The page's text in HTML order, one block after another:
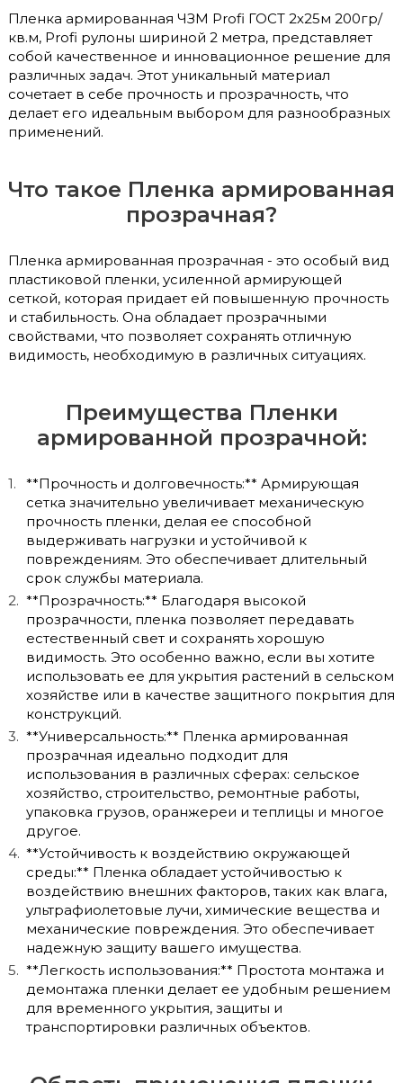
Пленка армированная ЧЗМ Profi ГОСТ 2х25м 200гр/
кв.м, Profi рулоны шириной 2 метра, представляет
собой качественное и инновационное решение для
различных задач. Этот уникальный материал
сочетает в себе прочность и прозрачность, что
делает его идеальным выбором для разнообразных
применений.
Что такое Пленка армированная
прозрачная?
Пленка армированная прозрачная - это особый вид
пластиковой пленки, усиленной армирующей
сеткой, которая придает ей повышенную прочность
и стабильность. Она обладает прозрачными
свойствами, что позволяет сохранять отличную
видимость, необходимую в различных ситуациях.
Преимущества Пленки
армированной прозрачной:
**Прочность и долговечность:** Армирующая
сетка значительно увеличивает механическую
прочность пленки, делая ее способной
выдерживать нагрузки и устойчивой к
повреждениям. Это обеспечивает длительный
срок службы материала.
**Прозрачность:** Благодаря высокой
прозрачности, пленка позволяет передавать
естественный свет и сохранять хорошую
видимость. Это особенно важно, если вы хотите
использовать ее для укрытия растений в сельском
хозяйстве или в качестве защитного покрытия для
конструкций.
**Универсальность:** Пленка армированная
прозрачная идеально подходит для
использования в различных сферах: сельское
хозяйство, строительство, ремонтные работы,
упаковка грузов, оранжереи и теплицы и многое
другое.
**Устойчивость к воздействию окружающей
среды:** Пленка обладает устойчивостью к
воздействию внешних факторов, таких как влага,
ультрафиолетовые лучи, химические вещества и
механические повреждения. Это обеспечивает
надежную защиту вашего имущества.
**Легкость использования:** Простота монтажа и
демонтажа пленки делает ее удобным решением
для временного укрытия, защиты и
транспортировки различных объектов.